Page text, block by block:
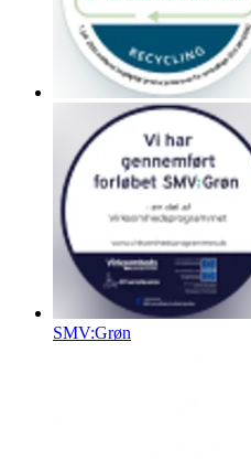
SMV:Grøn